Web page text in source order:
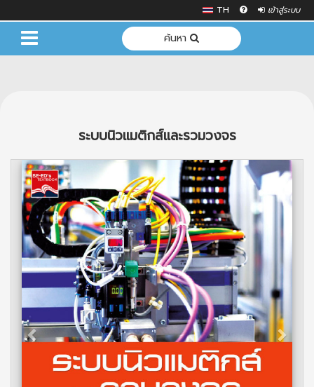
TH เข้าสู่ระบบ
ค้นหา
ระบบนิวแมติกส์และรวมวงจร
Previous Next